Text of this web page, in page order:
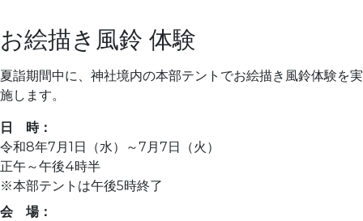
お絵描き風鈴 体験
夏詣期間中に、神社境内の本部テントでお絵描き風鈴体験を実
施します。
日 時：
令和8年7月1日（水）～7月7日（火）
正午～午後4時半
※本部テントは午後5時終了
会 場：